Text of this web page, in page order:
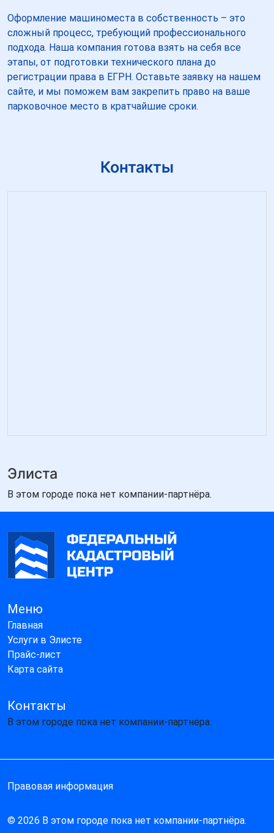
Оформление машиноместа в собственность – это
сложный процесс, требующий профессионального
подхода. Наша компания готова взять на себя все
этапы, от подготовки технического плана до
регистрации права в ЕГРН. Оставьте заявку на нашем
сайте, и мы поможем вам закрепить право на ваше
парковочное место в кратчайшие сроки.
Контакты
Элиста
В этом городе пока нет компании-партнёра.
Меню
Главная
Услуги в Элисте
Прайс-лист
Карта сайта
Контакты
В этом городе пока нет компании-партнёра.
© 2026 В этом городе пока нет компании-партнёра.
Правовая информация